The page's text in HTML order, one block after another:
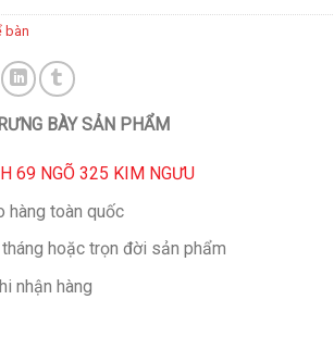
bàn
BÀY SẢN PHẨM
69 NGÕ 325 KIM NGƯU
hàng toàn quốc
tháng hoặc trọn đời sản phẩm
nhận hàng